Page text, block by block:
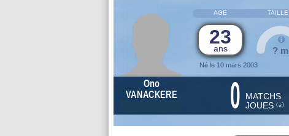
AGE TAILLE
23
ans
Né le 10 mars 2003
? m
Ono
VANACKERE
0 MATCHS
JOUES (*)